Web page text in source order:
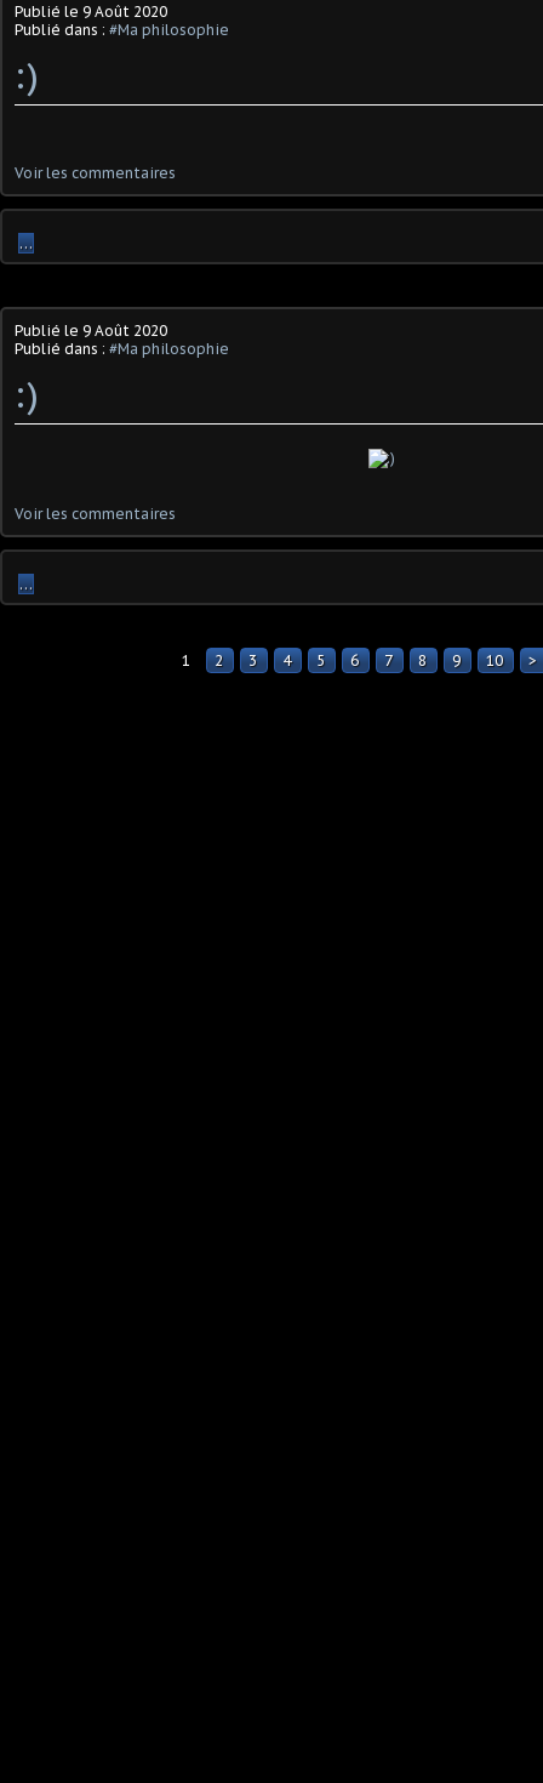
Publié le 9 Août 2020
Publié dans : #Ma philosophie
:)
Voir les commentaires
…
Publié le 9 Août 2020
Publié dans : #Ma philosophie
:)
Voir les commentaires
…
1 2 3 4 5 6 7 8 9 10 >